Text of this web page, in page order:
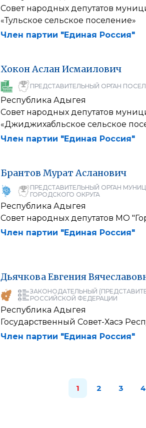
Совет народных депутатов
«Тульское сельское поселение»
Член партии "Единая Россия"
ХоконАсланИсмаилович
ПРЕДСТАВИТЕЛЬНЫЙ ОРГАН
Республика Адыгея
Совет народных депутатов
«Джиджихабльское сельское
Член партии "Единая Россия"
Брантов Мурат Асланович
ПРЕДСТАВИТЕЛЬНЫЙ ОРГАН
ГОРОДСКОГО ОКРУГА
Республика Адыгея
Совет народных депутатов МО
Член партии "Единая Россия"
ДьячковаЕвгения
ЗАКОНОДАТЕЛЬНЫЙ
РОССИЙСКОЙ ФЕДЕРАЦИИ
Республика Адыгея
Государственный Совет-Хасэ
Член партии "Единая Россия"
1 2 3 4